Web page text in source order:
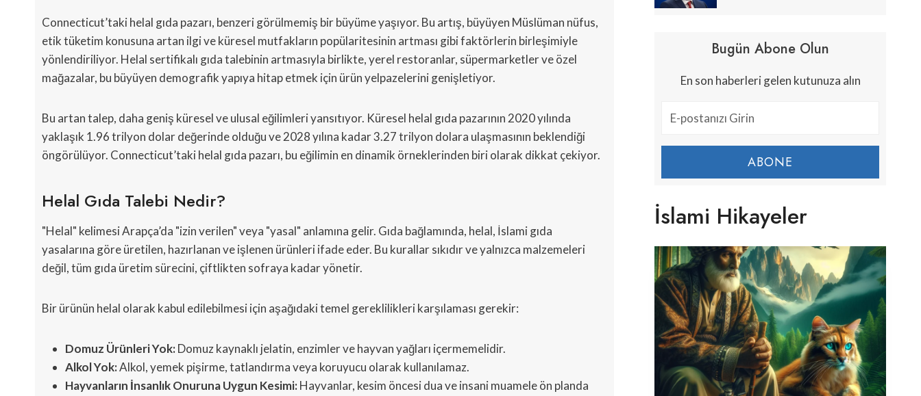
Connecticut’taki helal gıda pazarı, benzeri görülmemiş bir büyüme yaşıyor. Bu artış, büyüyen Müslüman nüfus,
etik tüketim konusuna artan ilgi ve küresel mutfakların popülaritesinin artması gibi faktörlerin birleşimiyle
yönlendiriliyor. Helal sertifikalı gıda talebinin artmasıyla birlikte, yerel restoranlar, süpermarketler ve özel
mağazalar, bu büyüyen demografik yapıya hitap etmek için ürün yelpazelerini genişletiyor.
Bu artan talep, daha geniş küresel ve ulusal eğilimleri yansıtıyor. Küresel helal gıda pazarının 2020 yılında
yaklaşık 1.96 trilyon dolar değerinde olduğu ve 2028 yılına kadar 3.27 trilyon dolara ulaşmasının beklendiği
öngörülüyor. Connecticut’taki helal gıda pazarı, bu eğilimin en dinamik örneklerinden biri olarak dikkat çekiyor.
Helal Gıda Talebi Nedir?
"Helal" kelimesi Arapça’da "izin verilen" veya "yasal" anlamına gelir. Gıda bağlamında, helal, İslami gıda
yasalarına göre üretilen, hazırlanan ve işlenen ürünleri ifade eder. Bu kurallar sıkıdır ve yalnızca malzemeleri
değil, tüm gıda üretim sürecini, çiftlikten sofraya kadar yönetir.
Bir ürünün helal olarak kabul edilebilmesi için aşağıdaki temel gereklilikleri karşılaması gerekir:
Domuz Ürünleri Yok:Domuz kaynaklı jelatin, enzimler ve hayvan yağları içermemelidir.
Alkol Yok:Alkol, yemek pişirme, tatlandırma veya koruyucu olarak kullanılamaz.
Hayvanların İnsanlık Onuruna Uygun Kesimi:Hayvanlar, kesim öncesi dua ve insani muamele ön planda
Bugün Abone Olun
En son haberleri gelen kutunuza alın
ABONE
İslami Hikayeler